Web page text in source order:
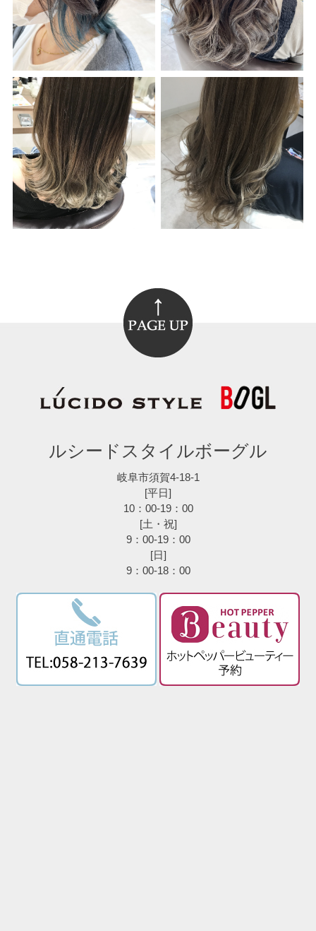
ルシードスタイルボーグル
岐阜市須賀4-18-1
[平日]
10：00-19：00
[土・祝]
9：00-19：00
[日]
9：00-18：00